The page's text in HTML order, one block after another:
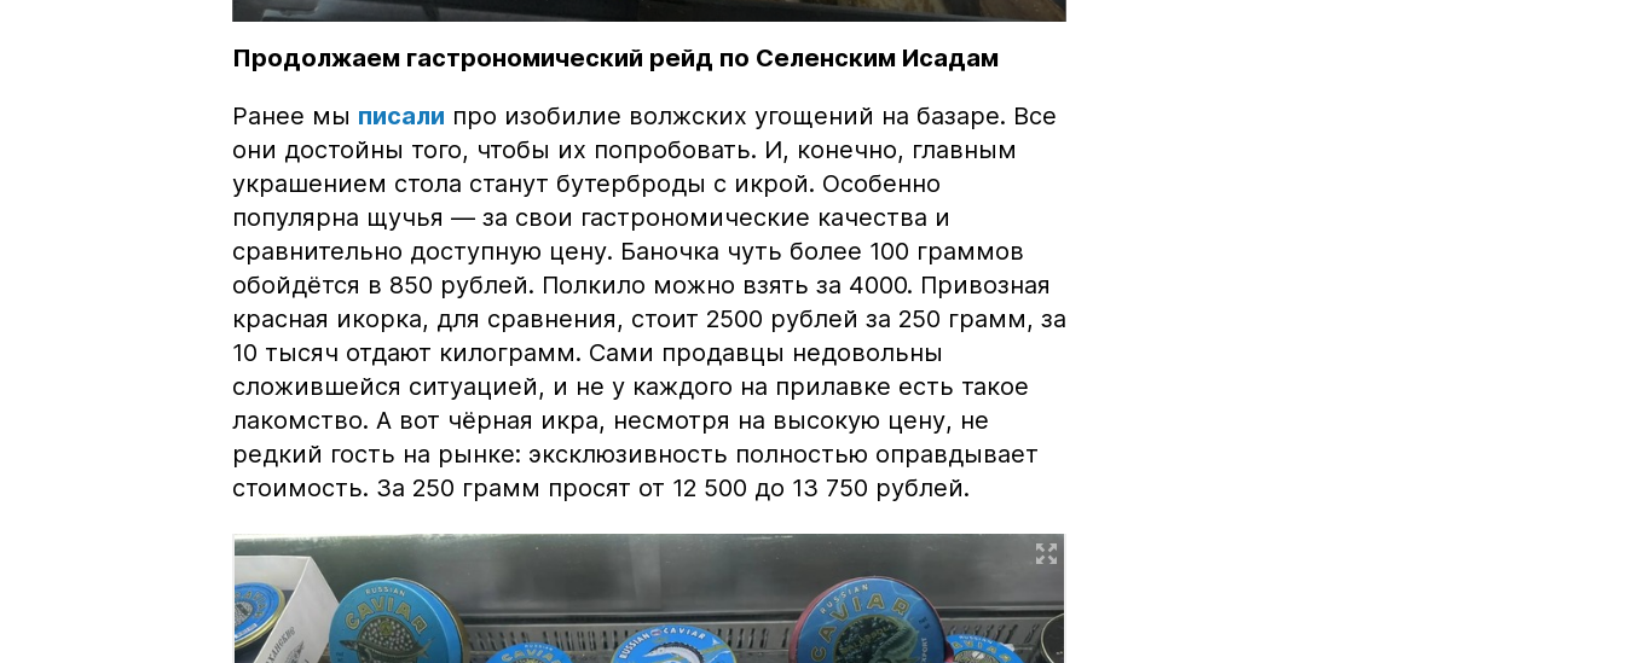
Продолжаем гастрономический рейд по Селенским Исадам
Ранее мы писали про изобилие волжских угощений на базаре. Все
они достойны того, чтобы их попробовать. И, конечно, главным
украшением стола станут бутерброды с икрой. Особенно
популярна щучья — за свои гастрономические качества и
сравнительно доступную цену. Баночка чуть более 100 граммов
обойдётся в 850 рублей. Полкило можно взять за 4000. Привозная
красная икорка, для сравнения, стоит 2500 рублей за 250 грамм, за
10 тысяч отдают килограмм. Сами продавцы недовольны
сложившейся ситуацией, и не у каждого на прилавке есть такое
лакомство. А вот чёрная икра, несмотря на высокую цену, не
редкий гость на рынке: эксклюзивность полностью оправдывает
стоимость. За 250 грамм просят от 12 500 до 13 750 рублей.